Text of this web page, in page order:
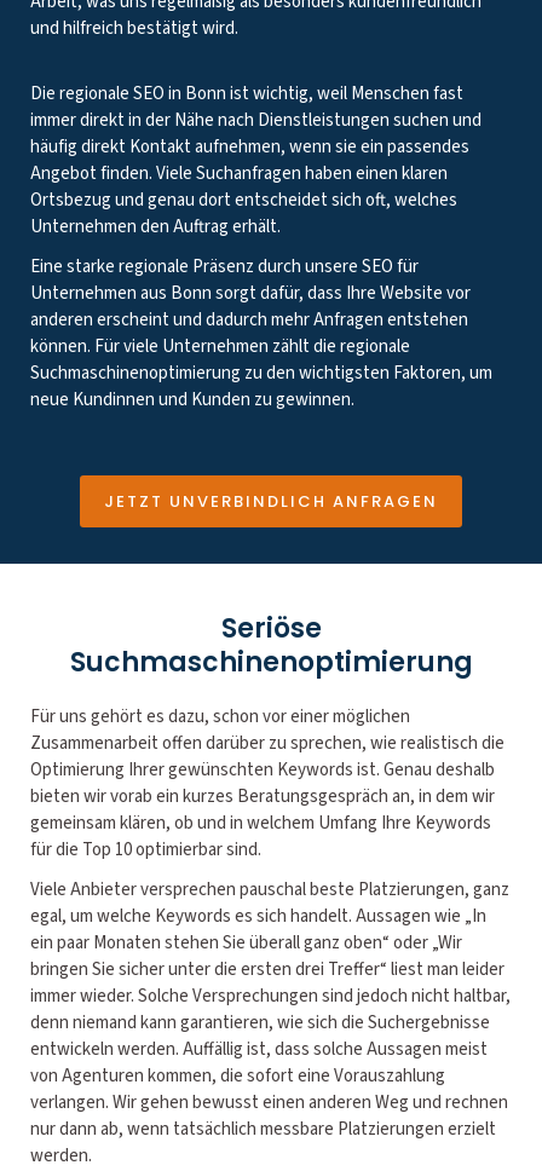
und hilfreich bestätigt wird.
Die regionale SEO in Bonn ist wichtig, weil Menschen fast
immer direkt in der Nähe nach Dienstleistungen suchen und
häufig direkt Kontakt aufnehmen, wenn sie ein passendes
Angebot finden. Viele Suchanfragen haben einen klaren
Ortsbezug und genau dort entscheidet sich oft, welches
Unternehmen den Auftrag erhält.
Eine starke regionale Präsenz durch unsere SEO für
Unternehmen aus Bonn sorgt dafür, dass Ihre Website vor
anderen erscheint und dadurch mehr Anfragen entstehen
können. Für viele Unternehmen zählt die regionale
Suchmaschinenoptimierung zu den wichtigsten Faktoren, um
neue Kundinnen und Kunden zu gewinnen.
JETZT UNVERBINDLICH ANFRAGEN
Seriöse
Suchmaschinenoptimierung
Für uns gehört es dazu, schon vor einer möglichen
Zusammenarbeit offen darüber zu sprechen, wie realistisch die
Optimierung Ihrer gewünschten Keywords ist. Genau deshalb
bieten wir vorab ein kurzes Beratungsgespräch an, in dem wir
gemeinsam klären, ob und in welchem Umfang Ihre Keywords
für die Top 10 optimierbar sind.
Viele Anbieter versprechen pauschal beste Platzierungen, ganz
egal, um welche Keywords es sich handelt. Aussagen wie „In
ein paar Monaten stehen Sie überall ganz oben“ oder „Wir
bringen Sie sicher unter die ersten drei Treffer“ liest man leider
immer wieder. Solche Versprechungen sind jedoch nicht haltbar,
denn niemand kann garantieren, wie sich die Suchergebnisse
entwickeln werden. Auffällig ist, dass solche Aussagen meist
von Agenturen kommen, die sofort eine Vorauszahlung
verlangen. Wir gehen bewusst einen anderen Weg und rechnen
nur dann ab, wenn tatsächlich messbare Platzierungen erzielt
werden.